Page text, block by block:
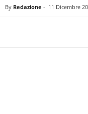
i
e
By Redazione - 11 Dicembre